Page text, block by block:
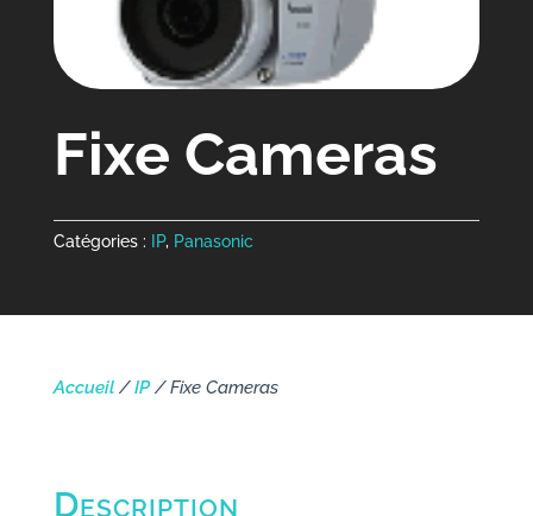
Fixe Cameras
Catégories : IP, Panasonic
Accueil/IP/ Fixe Cameras
Description